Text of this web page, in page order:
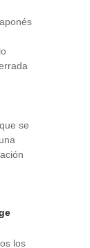
se
los